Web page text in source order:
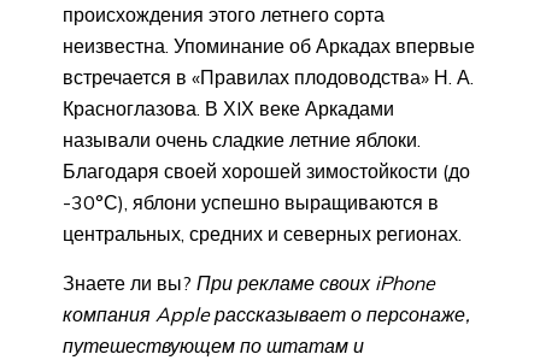
происхождения этого летнего сорта
неизвестна. Упоминание об Аркадах впервые
встречается в «Правилах плодоводства» Н. А.
Красноглазова. В ХIХ веке Аркадами
называли очень сладкие летние яблоки.
Благодаря своей хорошей зимостойкости (до
-30°С), яблони успешно выращиваются в
центральных, средних и северных регионах.
Знаете ли вы? При рекламе своих iPhone
компания Apple рассказывает о персонаже,
путешествующем по штатам и